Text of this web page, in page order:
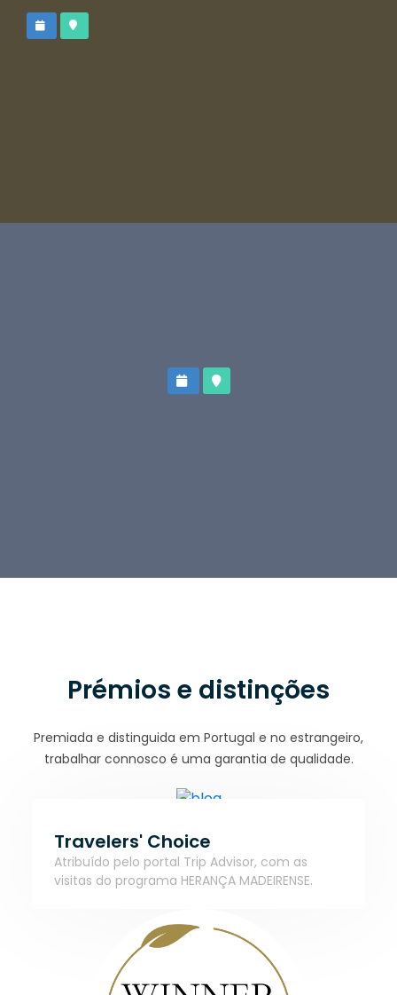
Prémios e distinções
Premiada e distinguida em Portugal e no estrangeiro,
trabalhar connosco é uma garantia de qualidade.
Travelers' Choice
Atribuído pelo portal Trip Advisor, com as
visitas do programa HERANÇA MADEIRENSE.